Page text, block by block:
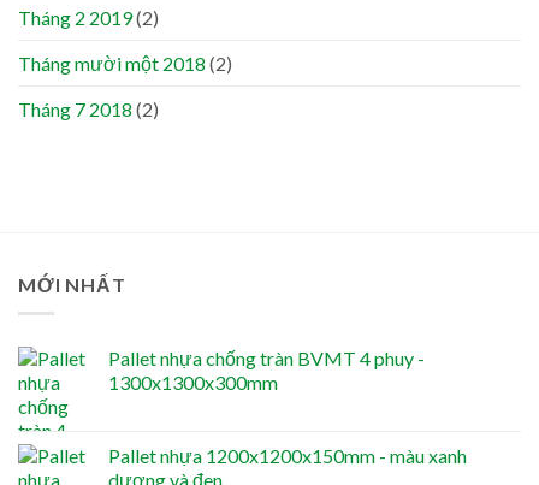
Tháng 2 2019(2)
Tháng mười một 2018 (2)
Tháng 7 2018 (2)
MỚI NHẤT
Pallet nhựa chống tràn BVMT 4 phuy -
1300x1300x300mm
Pallet nhựa 1200x1200x150mm - màu xanh
dương và đen